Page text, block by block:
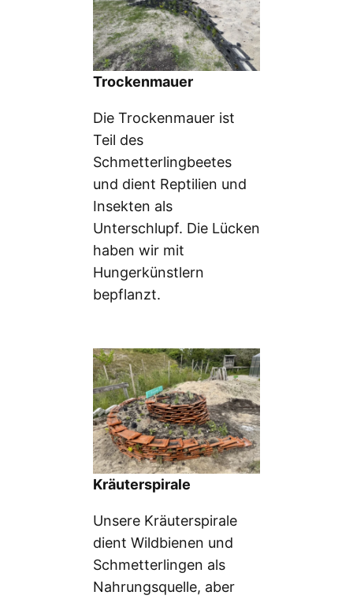
Trockenmauer
Die Trockenmauer ist
Teil des
Schmetterlingbeetes
und dient Reptilien und
Insekten als
Unterschlupf. Die Lücken
haben wir mit
Hungerkünstlern
bepflanzt.
Kräuterspirale
Unsere Kräuterspirale
dient Wildbienen und
Schmetterlingen als
Nahrungsquelle, aber